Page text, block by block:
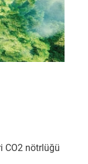
CO2 nötrlüğü